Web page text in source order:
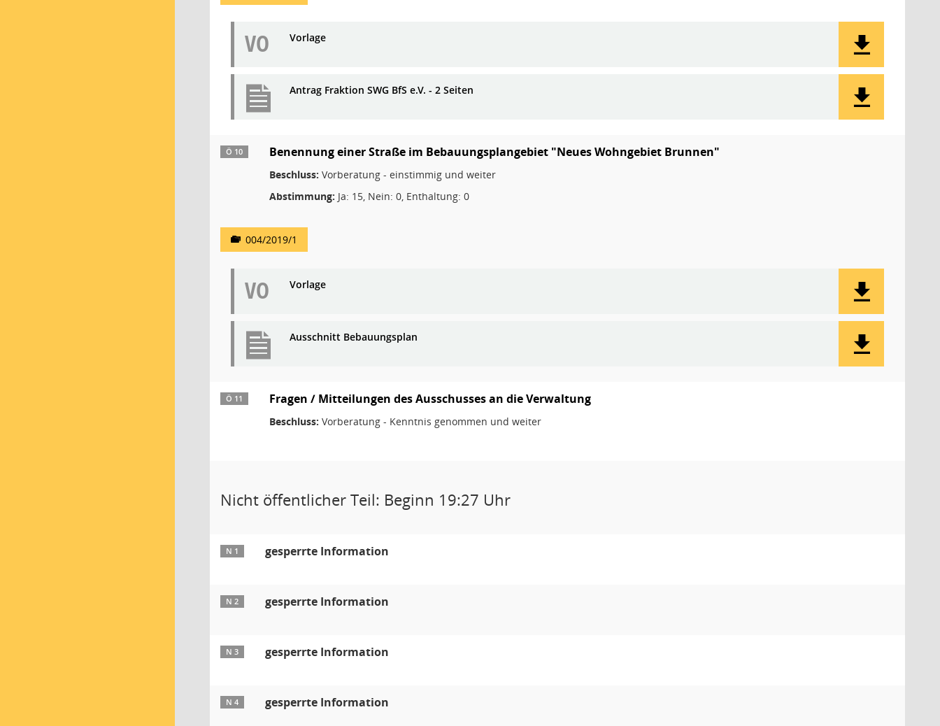
VO Vorlage
Antrag Fraktion SWG BfS e.V. - 2 Seiten
Ö 10 Benennung einer Straße im Bebauungsplangebiet "Neues Wohngebiet Brunnen"
Beschluss: Vorberatung - einstimmig und weiter
Abstimmung: Ja: 15, Nein: 0, Enthaltung: 0
004/2019/1
VO Vorlage
Ausschnitt Bebauungsplan
Ö 11 Fragen / Mitteilungen des Ausschusses an die Verwaltung
Beschluss: Vorberatung - Kenntnis genommen und weiter
Nicht öffentlicher Teil: Beginn 19:27 Uhr
N 1 gesperrte Information
N 2 gesperrte Information
N 3 gesperrte Information
N 4 gesperrte Information